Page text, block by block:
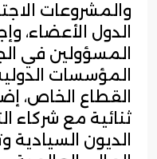
والمشروعات
الدول الأعضاء،
المسؤولين في
المؤسسات
القطاع الخاص،
ثنائية مع شركاء
الديون السيادية